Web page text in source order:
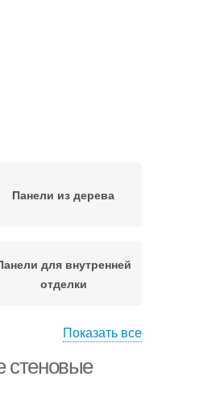
Панели из дерева
для внутренней
отделки
Показать все
стеновые